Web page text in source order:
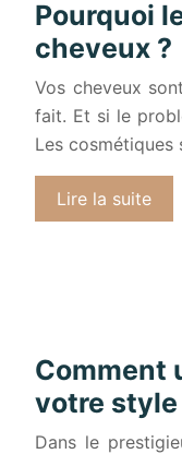
Pourquoi
cheveux ?
Vos cheveux
fait. Et si le
Les
Lire la suite
Comment
votre style
Dans le